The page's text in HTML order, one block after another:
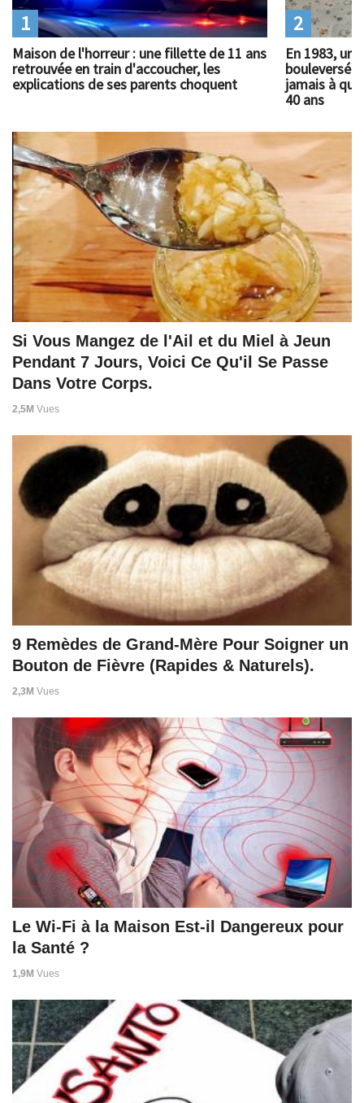
Maison de l'horreur : une fillette de 11 ans
retrouvée en train d'accoucher, les
explications de ses parents choquent
1
En 1983, un
bouleversé
jamais à
40 ans
2
Si Vous Mangez de l'Ail et du Miel à Jeun
Pendant 7 Jours, Voici Ce Qu'il Se Passe
Dans Votre Corps.
2,5M Vues
9 Remèdes de Grand-Mère Pour Soigner un
Bouton de Fièvre (Rapides & Naturels).
2,3M Vues
Le Wi-Fi à la Maison Est-il Dangereux pour
la Santé ?
1,9M Vues